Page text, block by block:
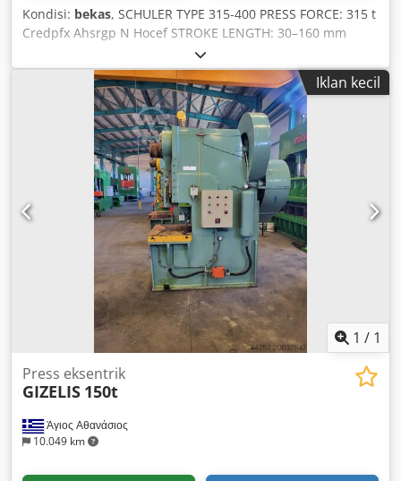
Kondisi: bekas, SCHULER TYPE 315-400 PRESS FORCE: 315 t
Credpfx Ahsrgp N Hocef STROKE LENGTH: 30–160 mm
Iklan kecil
1 / 1
Άγιος Αθανάσιος
10.049 km
Press eksentrik
GIZELIS 150t